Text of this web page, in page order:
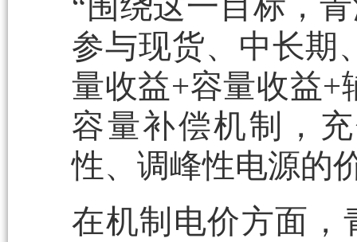
参与现货、中长期
量收益+容量收益+
容量补偿机制，
性、调峰性电源的
在机制电价方面，